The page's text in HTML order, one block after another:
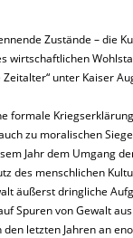
Zustände – die
wirtschaftlichen
unter Kaiser
formale
zu moralischen
Jahr dem Umgang
des menschlichen
äußerst dringliche
Spuren von Gewalt
letzten Jahren an